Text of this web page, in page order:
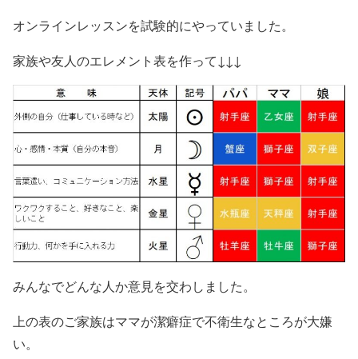
オンラインレッスンを試験的にやっていました。
家族や友人のエレメント表を作って↓↓↓
みんなでどんな人か意見を交わしました。
上の表のご家族はママが潔癖症で不衛生なところが大嫌
い。